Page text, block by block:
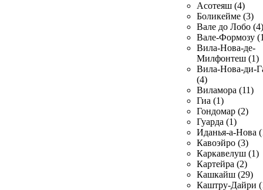
Асотеяш (4)
Боликейме (3)
Вале до Лобо (4)
Вале-Формозу
Вила-Нова-де-
Милфонтеш (1)
Вила-Нова-ди-
(4)
Виламора (11)
Гиа (1)
Гондомар (2)
Гуарда (1)
Иданья-а-Нова
Кавоэйро (3)
Каркавелуш (1)
Картейра (2)
Кашкайш (29)
Каштру-Дайри